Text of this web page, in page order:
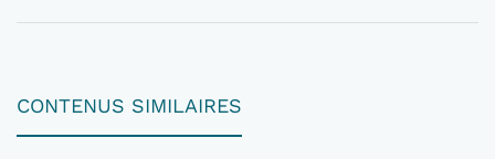
CONTENUS SIMILAIRES